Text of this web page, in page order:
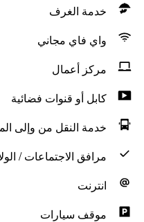
خدمة الغرف
واي فاي مجاني
مركز أعمال
كابل أو قنوات فضائية
خدمة النقل من وإلى
مرافق الاجتماعات /
انترنت
موقف سيارات